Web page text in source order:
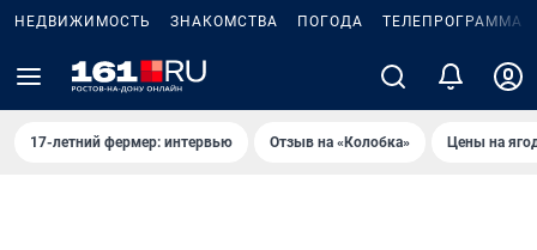
НЕДВИЖИМОСТЬ ЗНАКОМСТВА ПОГОДА ТЕЛЕПРОГРАММА
17-летний фермер: интервью Отзыв на «Колобка» Цены на